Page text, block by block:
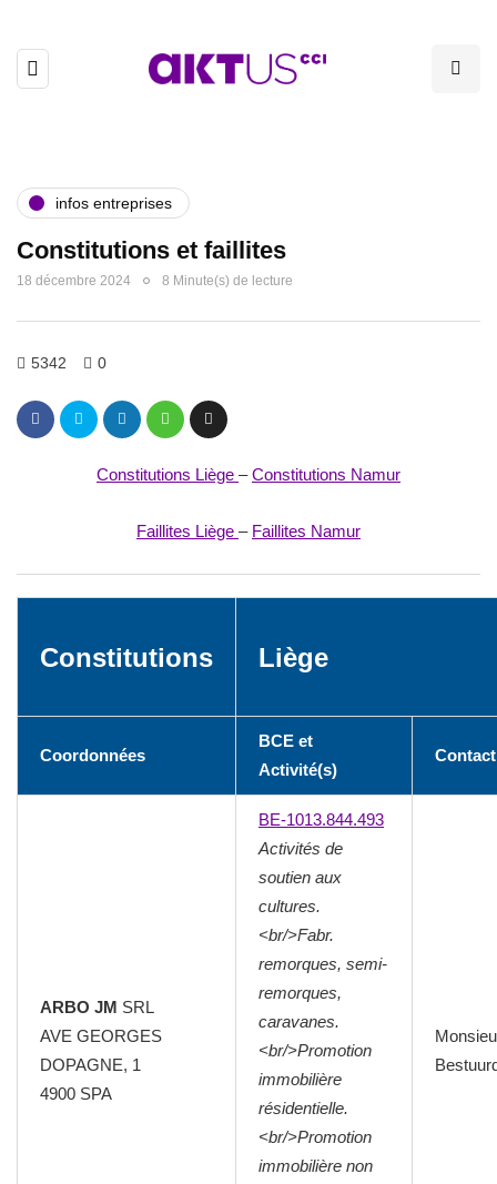
infos entreprises
Constitutions et faillites
18 décembre 2024 8 Minute(s) de lecture
5342 0
Constitutions Liège –Constitutions Namur
Faillites Liège – Faillites Namur
Constitutions Liège
Coordonnées
BCE et
Activité(s)
Contact
ARBO JM SRL
AVE GEORGES
DOPAGNE, 1
4900 SPA
BE-1013.844.493
Activités de
soutien aux
cultures.
<br/>Fabr.
remorques, semi-
remorques,
caravanes.
<br/>Promotion
immobilière
résidentielle.
<br/>Promotion
immobilière non